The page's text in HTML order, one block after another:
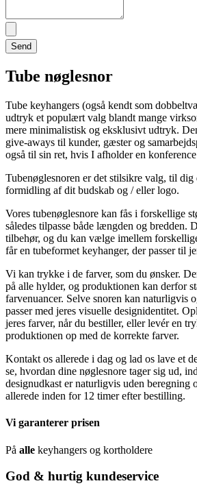
Send
Tube nøglesnor
Tube keyhangers (også kendt som
udtryk et populært valg blandt mange
mere minimalistisk og eksklusivt udtryk.
give-aways til kunder, gæster og
også til sin ret, hvis I afholder en
Tubenøglesnoren er det stilsikre valg, til dig
formidling af dit budskab og / eller logo.
Vores tubenøglesnore kan fås i forskellige
således tilpasse både længden og bredden.
tilbehør, og du kan vælge imellem
får en tubeformet keyhanger, der passer til
Vi kan trykke i de farver, som du ønsker.
på alle hylder, og produktionen kan derfor
farvenuancer. Selve snoren kan naturligvis
passer med jeres visuelle designidentitet.
jeres farver, når du bestiller, eller levér en
produktionen op med de korrekte farver.
Kontakt os allerede i dag og lad os lave et
se, hvordan dine nøglesnore tager sig ud,
designudkast er naturligvis uden beregning
allerede inden for 12 timer efter bestilling.
Vi garanterer prisen
På alle keyhangers og kortholdere
God & hurtig kundeservice